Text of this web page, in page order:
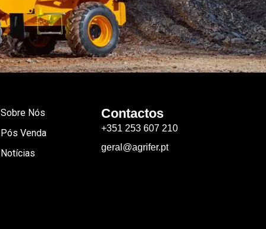
Contactos
+351 253 607 210
geral@agrifer.pt
Sobre Nós
Pós Venda
Notícias